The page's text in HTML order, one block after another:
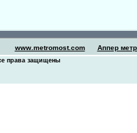
www.metromost.com Аппер
права защищены